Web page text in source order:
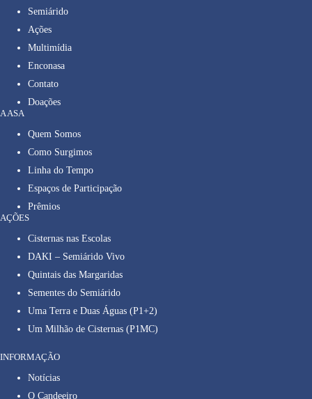
Semiárido
Ações
Multimídia
Enconasa
Contato
Doações
A ASA
Quem Somos
Como Surgimos
Linha do Tempo
Espaços de Participação
Prêmios
AÇÕES
Cisternas nas Escolas
DAKI – Semiárido Vivo
Quintais das Margaridas
Sementes do Semiárido
Uma Terra e Duas Águas (P1+2)
Um Milhão de Cisternas (P1MC)
INFORMAÇÃO
Notícias
O Candeeiro